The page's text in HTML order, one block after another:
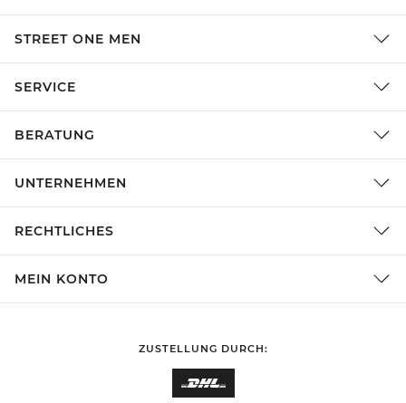
STREET ONE MEN
SERVICE
BERATUNG
UNTERNEHMEN
RECHTLICHES
MEIN KONTO
ZUSTELLUNG DURCH: